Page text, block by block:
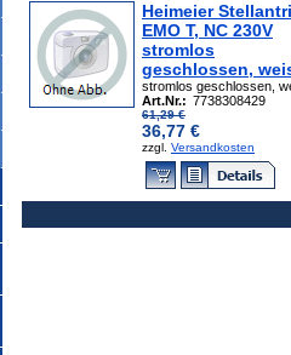
Heimeier
EMO T, NC 230V
stromlos
geschlossen,
stromlos geschlossen,
Art.Nr.: 7738308429
61,29 €
36,77 €
zzgl. Versandkosten